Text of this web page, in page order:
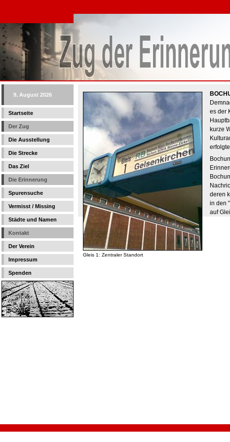
9. August 2026
Startseite
Der Zug
Die Ausstellung
Die Strecke
Das Ziel
Die Erinnerung
Spurensuche
Vermisst / Missing
Städte und Namen
Kontakt
Der Verein
Impressum
Spenden
Gleis 1: Zentraler Standort
es der
kurze
deren
in den
auf